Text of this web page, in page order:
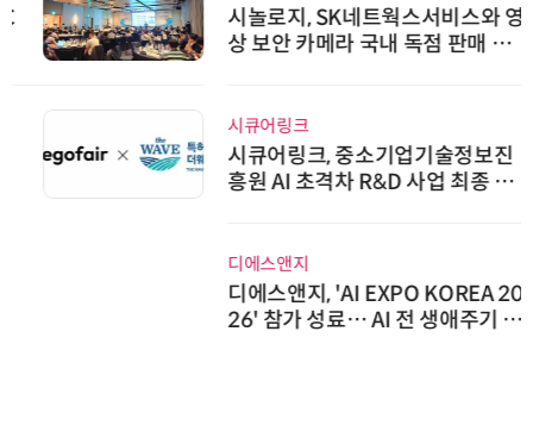
시놀로지, SK네트웍스서비스와 영
상 보안 카메라 국내 독점 판매 파
트너십 체결
시큐어링크, 중소기업기술정보진
흥원 AI 초격차 R&D 사업 최종 선
디에스앤지, 'AI EXPO KOREA 20
26' 참가 성료… AI 전 생애주기 아